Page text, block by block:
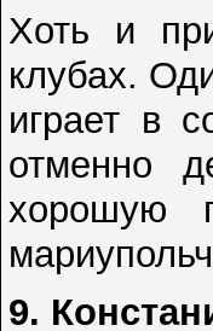
Хоть и
клубах.
играет в
отменно
хорошую
9.